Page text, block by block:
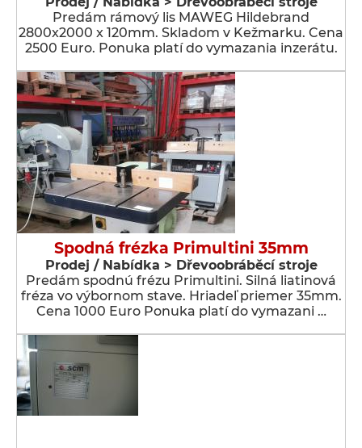
Predám rámový lis MAWEG Hildebrand
2800x2000 x 120mm. Skladom v Kežmarku. Cena
2500 Euro. Ponuka platí do vymazania inzerátu.
Spodná frézka Primultini 35mm
Prodej / Nabídka > Dřevoobráběcí stroje
Predám spodnú frézu Primultini. Silná liatinová
fréza vo výbornom stave. Hriadeľ priemer 35mm.
Cena 1000 Euro Ponuka platí do vymazani …